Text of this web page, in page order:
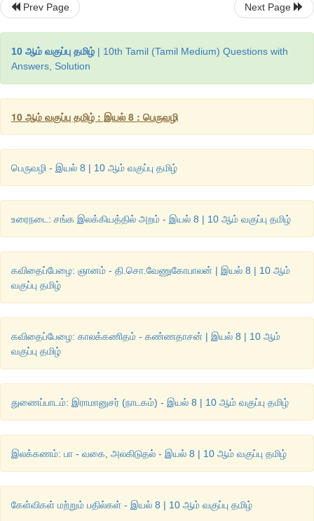
கற்பவை கற்றபின்...
வகுப்பறையில் இரண்டு நிமிடம் உரை நிகழ்த்துக.
2.திருக்குறள் அறத்துப்பாலில் உள்ள அதிகாரங்களின்
Prev Page Next Page
10 ஆம் வகுப்பு தமிழ் | 10th Tamil (Tamil Medium) Questions with
Answers, Solution
10 ஆம் வகுப்பு தமிழ் : இயல் 8 : பெருவழி
பெருவழி - இயல் 8 | 10 ஆம் வகுப்பு தமிழ்
உரைநடை: சங்க இலக்கியத்தில் அறம் - இயல் 8 | 10 ஆம் வகுப்பு தமிழ்
கவிதைப்பேழை: ஞானம் - தி.சொ.வேணுகோபாலன் | இயல் 8 | 10 ஆம்
வகுப்பு தமிழ்
கவிதைப்பேழை: காலக்கணிதம் - கண்ணதாசன் | இயல் 8 | 10 ஆம்
வகுப்பு தமிழ்
துணைப்பாடம்: இராமானுசர் (நாடகம்) - இயல் 8 | 10 ஆம் வகுப்பு தமிழ்
இலக்கணம்: பா - வகை, அலகிடுதல் - இயல் 8 | 10 ஆம் வகுப்பு தமிழ்
கேள்விகள் மற்றும் பதில்கள் - இயல் 8 | 10 ஆம் வகுப்பு தமிழ்